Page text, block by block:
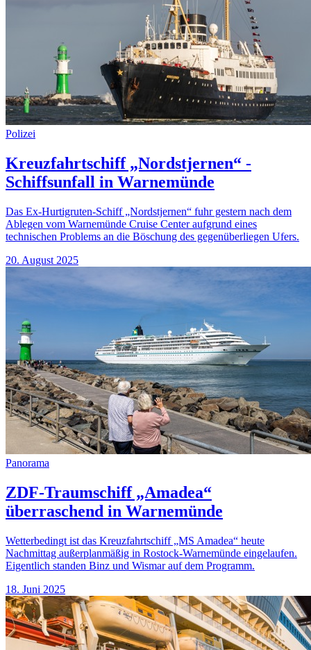
Polizei
Kreuzfahrtschiff „Nordstjernen“ -
Schiffsunfall in Warnemünde
Das Ex-Hurtigruten-Schiff „Nordstjernen“ fuhr gestern nach dem
Ablegen vom Warnemünde Cruise Center aufgrund eines
technischen Problems an die Böschung des gegenüberliegen Ufers.
20. August 2025
Panorama
ZDF-Traumschiff „Amadea“
überraschend in Warnemünde
Wetterbedingt ist das Kreuzfahrtschiff „MS Amadea“ heute
Nachmittag außerplanmäßig in Rostock-Warnemünde eingelaufen.
Eigentlich standen Binz und Wismar auf dem Programm.
18. Juni 2025